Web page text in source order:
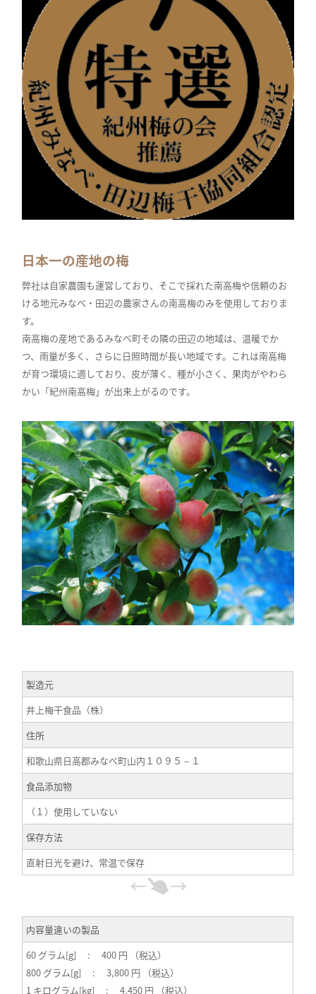
日本一の産地の梅
弊社は自家農園も運営しており、そこで採れた南高梅や信頼のお
ける地元みなべ・田辺の農家さんの南高梅のみを使用しておりま
す。
南高梅の産地であるみなべ町その隣の田辺の地域は、温暖でか
つ、雨量が多く、さらに日照時間が長い地域です。これは南高梅
が育つ環境に適しており、皮が薄く、種が小さく、果肉がやわら
かい「紀州南高梅」が出来上がるのです。
製造元
井上梅干食品（株）
住所
和歌山県日高郡みなべ町山内１０９５－１
食品添加物
（１）使用していない
保存方法
直射日光を避け、常温で保存
内容量違いの製品
60 グラム[g] : 400 円 （税込）
800 グラム[g] : 3,800 円 （税込）
1 キログラム[kg] : 4,450 円 （税込）